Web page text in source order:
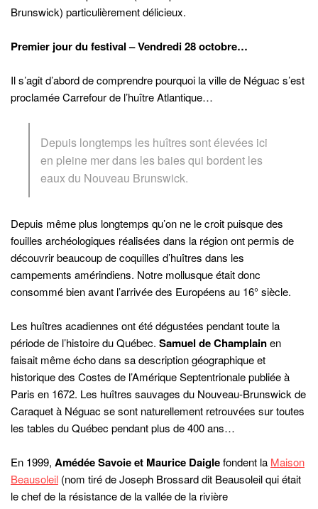
Brunswick) particulièrement délicieux.
Premier jour du festival – Vendredi 28 octobre…
Il s’agit d’abord de comprendre pourquoi la ville de Néguac s’est
proclamée Carrefour de l’huître Atlantique…
Depuis longtemps les huîtres sont élevées ici
en pleine mer dans les baies qui bordent les
eaux du Nouveau Brunswick.
Depuis même plus longtemps qu’on ne le croit puisque des
fouilles archéologiques réalisées dans la région ont permis de
découvrir beaucoup de coquilles d’huîtres dans les
campements amérindiens. Notre mollusque était donc
consommé bien avant l’arrivée des Européens au 16° siècle.
Les huîtres acadiennes ont été dégustées pendant toute la
période de l’histoire du Québec. Samuel de Champlainen
faisait même écho dans sa description géographique et
historique des Costes de l’Amérique Septentrionale publiée à
Paris en 1672. Les huîtres sauvages du Nouveau-Brunswick de
Caraquet à Néguac se sont naturellement retrouvées sur toutes
les tables du Québec pendant plus de 400 ans…
En 1999, Amédée Savoie et Maurice Daiglefondent la Maison
Beausoleil (nom tiré de Joseph Brossard dit Beausoleil qui était
le chef de la résistance de la vallée de la rivière